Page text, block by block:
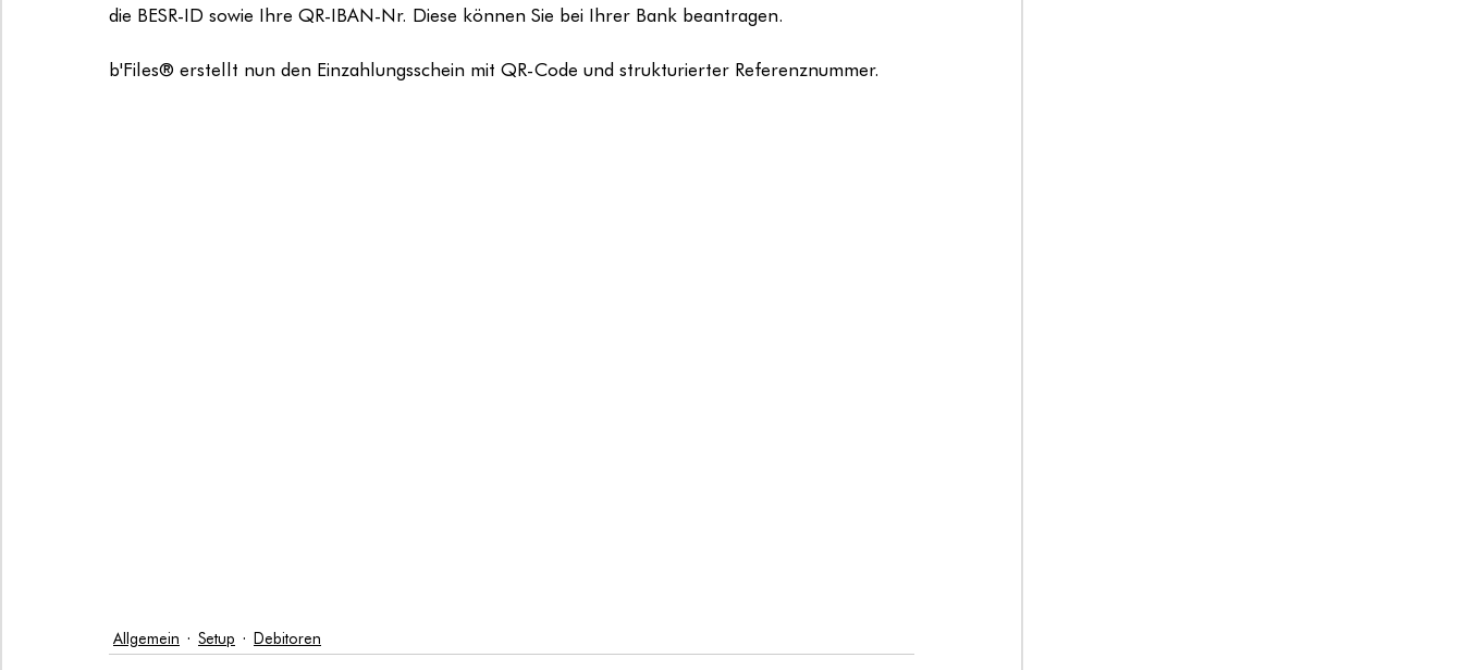
die BESR-ID sowie Ihre QR-IBAN-Nr. Diese können Sie bei Ihrer Bank beantragen.
b'Files® erstellt nun den Einzahlungsschein mit QR-Code und strukturierter Referenznummer.
Allgemein Setup Debitoren